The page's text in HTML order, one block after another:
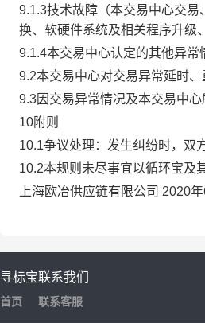
9.1.3技术故障（本交易中心交
换、软硬件系统及相关程序升级
9.1.4本交易中心认定的其他异常
9.2本交易中心对交易异常延时
9.3因交易异常情况及本交易中
10附则
10.1争议处理：发生纠纷时，双
10.2本规则未尽事宜以循环宝及
上海欧冶供应链有限公司 2020
寻标宝
首页
联系我们
联系客服